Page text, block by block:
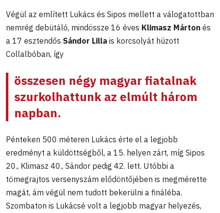
Végül az említett Lukács és Sipos mellett a válogatottban
nemrég debütáló, mindössze 16 éves Klimasz Márton és
a 17 esztendős Sándor Lilla is korcsolyát húzott
Collalbóban, így
összesen négy magyar fiatalnak
szurkolhattunk az elmúlt három
napban.
Pénteken 500 méteren Lukács érte el a legjobb
eredményt a küldöttségből, a 15. helyen zárt, míg Sipos
20., Klimasz 40., Sándor pedig 42. lett. Utóbbi a
tömegrajtos versenyszám elődöntőjében is megmérette
magát, ám végül nem tudott bekerülni a fináléba.
Szombaton is Lukácsé volt a legjobb magyar helyezés,